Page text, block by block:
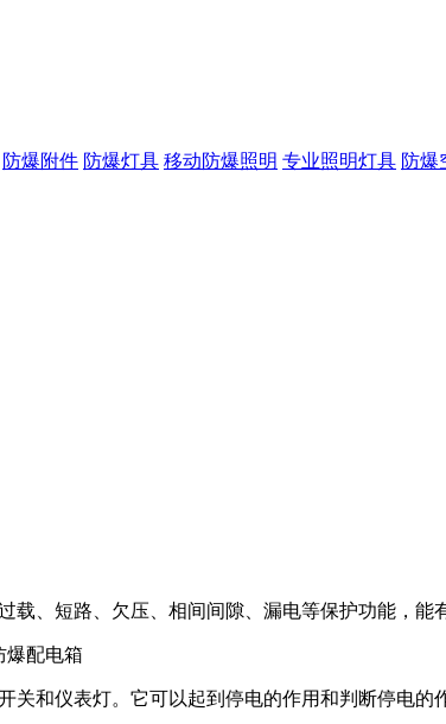
防爆附件 防爆灯具 移动防爆照明 专业照明灯具 防爆
、短路、欠压、相间间隙、漏电等保护功能，能
仪表灯。它可以起到停电的作用和判断停电的